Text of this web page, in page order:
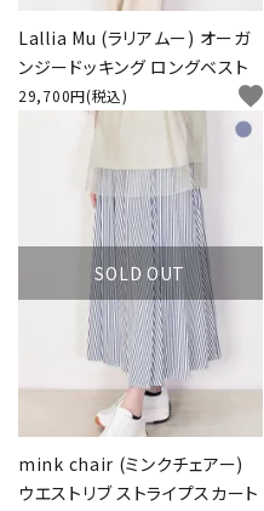
Lallia Mu (ラリアムー) オーガ
ンジードッキング ロングベスト
29,700円(税込) favorite
SOLD OUT
mink chair (ミンクチェアー)
ウエストリブ ストライプスカート